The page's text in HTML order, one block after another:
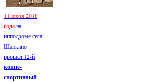
11 июня 2018
годана
ипподроме села
Шапкино
прошел 12-й
конно-
спортивный